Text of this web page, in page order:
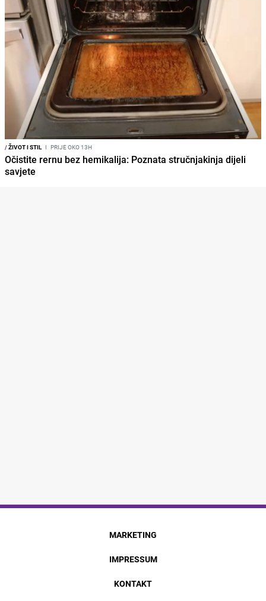
/ŽIVOT I STIL I PRIJE OKO 13H
Očistite rernu bez hemikalija: Poznata stručnjakinja dijeli
savjete
MARKETING
IMPRESSUM
KONTAKT